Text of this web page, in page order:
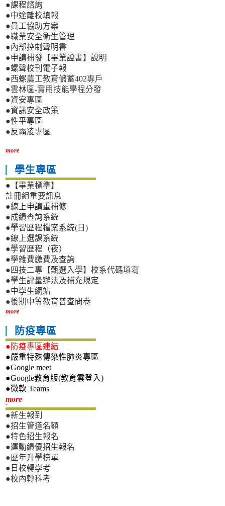
●課程諮詢
●中途離校填報
●員工協助方案
●職業安全衛生管理
●內部控制聲明書
●申請補發【畢業證書】說明
●螺聲校刊電子報
●西螺農工教育儲蓄402專戶
●雲林區-實用技能學程分發
●資安專區
●資訊安全政策
●性平專區
●反霸凌專區
more
學生專區
●【畢業標準】
註冊組重要訊息
●線上申請重補修
●成績查詢系統
●學習歷程檔案系統(日)
●線上選課系統
●學習歷程（夜）
●學雜費繳費及查詢
●四技二專【甄選入學】校系代碼填寫
●學生評量辦法及補充規定
●中學生網站
●後期中等教育普查問卷
more
防疫專區
●防疫專區連結
●嚴重特殊傳染性肺炎專區
●Google meet
●Google教育版(教育雲登入)
●微軟 Teams
more新生專區
●新生報到
●招生管道名額
●特色招生報名
●運動績優招生報名
●歷年升學榜單
●日校轉學考
●校內轉科考